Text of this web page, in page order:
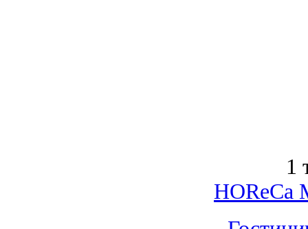
1
HOReCa